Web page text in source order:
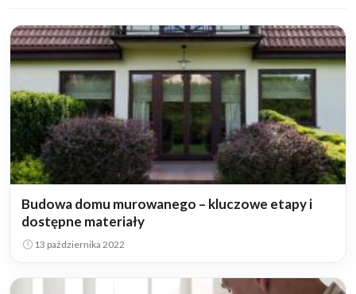
Budowa domu murowanego – kluczowe etapy i
dostępne materiały
13 października 2022